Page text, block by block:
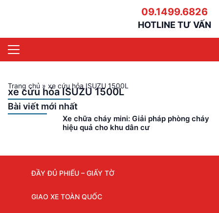
09.1499.6826
HOTLINE TƯ VẤN
Trang chủ » xe cứu hỏa ISUZU 1500L
xe cứu hỏa ISUZU 1500L
Bài viết mới nhất
Xe chữa cháy mini: Giải pháp phòng cháy
hiệu quả cho khu dân cư
ĐẦY ĐỦ PHIẾU – GIẤY TỜ
GIAO XE TOÀN QUỐC